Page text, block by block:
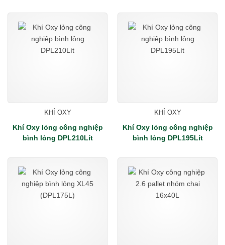
KHÍ OXY
Khí Oxy lỏng công nghiệp
bình lỏng DPL210Lít
KHÍ OXY
Khí Oxy lỏng công nghiệp
bình lỏng DPL195Lít